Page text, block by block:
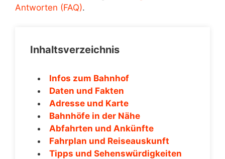
Antworten (FAQ).
Inhaltsverzeichnis
Infos zum Bahnhof
Daten und Fakten
Adresse und Karte
Bahnhöfe in der Nähe
Abfahrten und Ankünfte
Fahrplan und Reiseauskunft
Tipps und Sehenswürdigkeiten